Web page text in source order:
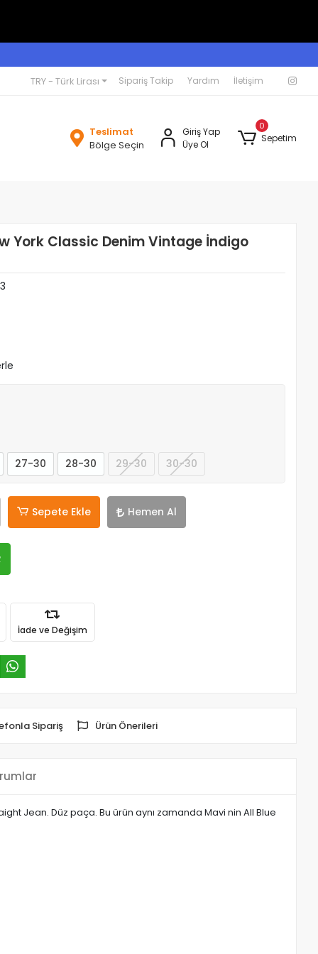
TRY - Türk Lirası Sipariş Takip Yardım İletişim
Teslimat
Bölge Seçin
Giriş Yap
Üye Ol
0
Sepetim
York Classic Denim Vintage İndigo
27-30 28-30 29-30 30-30
Sepete Ekle Hemen Al
İade ve Değişim
Sipariş Ürün Önerileri
Jean. Düz paça. Bu ürün aynı zamanda Mavi nin All Blue